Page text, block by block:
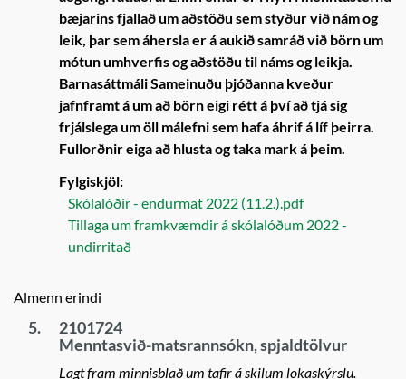
bæjarins fjallað um aðstöðu sem styður við nám og
leik, þar sem áhersla er á aukið samráð við börn um
mótun umhverfis og aðstöðu til náms og leikja.
Barnasáttmáli Sameinuðu þjóðanna kveður
jafnframt á um að börn eigi rétt á því að tjá sig
frjálslega um öll málefni sem hafa áhrif á líf þeirra.
Fullorðnir eiga að hlusta og taka mark á þeim.
Fylgiskjöl:
Skólalóðir - endurmat 2022 (11.2.).pdf
Tillaga um framkvæmdir á skólalóðum 2022 -
undirritað
Almenn erindi
5.
2101724
Menntasvið-matsrannsókn, spjaldtölvur
Lagt fram minnisblað um tafir á skilum lokaskýrslu.